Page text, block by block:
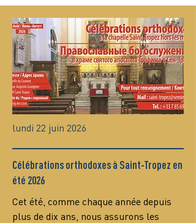
lundi 22 juin 2026
Célébrations orthodoxes à Saint-Tropez en
été 2026
Cet été, comme chaque année depuis
plus de dix ans, nous assurons les